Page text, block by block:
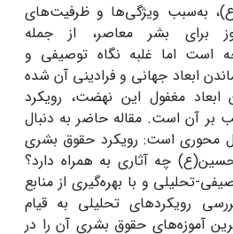
به‌سبب ویژگی‌ها و ظرفیت‌های
برای بشر معاصر، از جمله
است اما غلبه نگاه توصیفی و
ابعاد جهانی و فرادینی آن شده
مغفول این نهضت، رویکرد
بر آن است. مقاله حاضر به دنبال
محوری است: رویکرد حقوق بشری
چه آثاری به همراه دارد؟
تحلیلی و با بهره‌گیری از منابع
رویکردهای تحلیلی به قیام
آموزه‌های حقوق بشری آن را در